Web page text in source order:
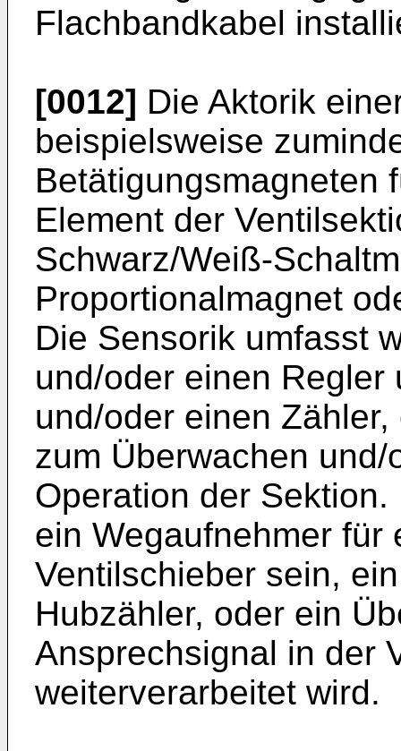
Flachbandkabel
[0012] Die Aktorik
beispielsweise
Betätigungsmagneten
Element der
Schwarz/Weiß-
Proportionalmagnet
Die Sensorik umfasst
und/oder einen
und/oder einen
zum Überwachen
Operation der
ein Wegaufnehmer für
Ventilschieber sein,
Hubzähler, oder ein
Ansprechsignal in der
weiterverarbeitet wird.